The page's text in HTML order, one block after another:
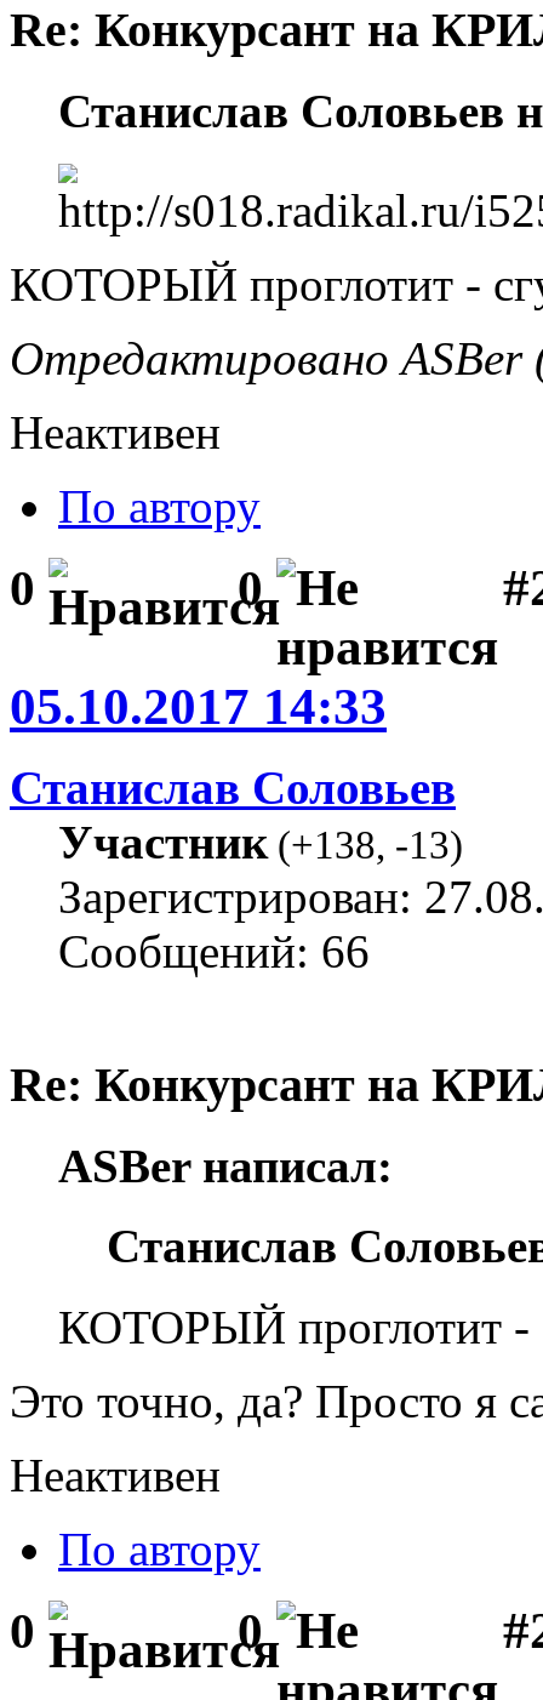
Re: Конкурсант на
Станислав Соловьев
КОТОРЫЙ проглотит -
Отредактировано ASBer
Неактивен
По автору
0 0
05.10.2017 14:33
Станислав Соловьев
Участник(+138, -13)
Зарегистрирован:
Сообщений: 66
Re: Конкурсант на
ASBer написал:
Станислав
КОТОРЫЙ проглотит -
Это точно, да? Просто я
Неактивен
По автору
0 0